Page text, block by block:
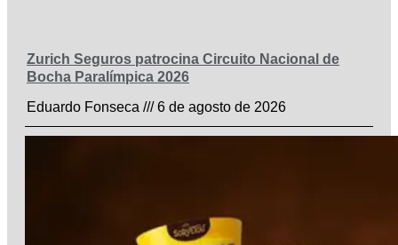
Zurich Seguros patrocina Circuito Nacional de
Bocha Paralímpica 2026
Eduardo Fonseca
6 de agosto de 2026